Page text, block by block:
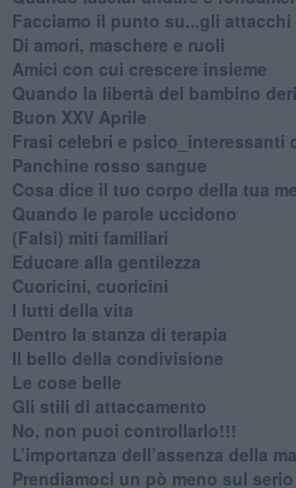
Facciamo il punto su...gli
Di amori, maschere e ruoli
​Amici con cui crescere insieme
​Quando la libertà del bambino
Buon XXV Aprile
​Frasi celebri e psico_interessanti
​Panchine rosso sangue
​Cosa dice il tuo corpo della tua
​Quando le parole uccidono
​(Falsi) miti familiari
​Educare alla gentilezza
​Cuoricini, cuoricini
I lutti della vita
​Dentro la stanza di terapia
​Il bello della condivisione
Le cose belle
​Gli stili di attaccamento
No, non puoi controllarlo!!!
​L’importanza dell’assenza della
​Prendiamoci un pò meno sul serio